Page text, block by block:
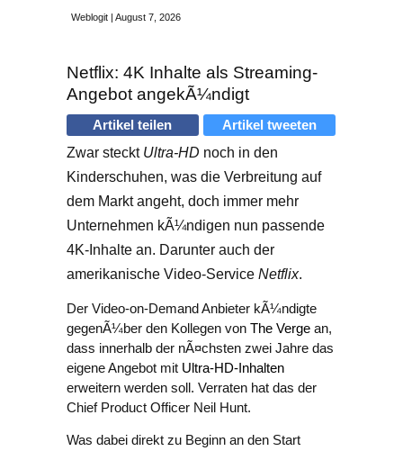
Weblogit | August 7, 2026
Netflix: 4K Inhalte als Streaming-
Angebot angekÃ¼ndigt
Artikel teilen
Artikel tweeten
Zwar steckt Ultra-HD noch in den
Kinderschuhen, was die Verbreitung auf
dem Markt angeht, doch immer mehr
Unternehmen kÃ¼ndigen nun passende
4K-Inhalte an. Darunter auch der
amerikanische Video-Service Netflix.
Der Video-on-Demand Anbieter kÃ¼ndigte
gegenÃ¼ber den Kollegen von The Verge an,
dass innerhalb der nÃ¤chsten zwei Jahre das
eigene Angebot mit Ultra-HD-Inhalten
erweitern werden soll. Verraten hat das der
Chief Product Officer Neil Hunt.
Was dabei direkt zu Beginn an den Start